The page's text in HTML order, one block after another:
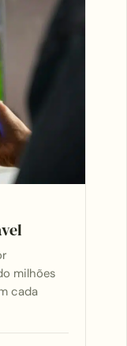
milhões
cada